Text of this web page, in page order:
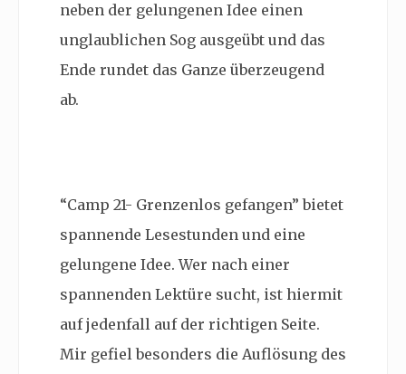
neben der gelungenen Idee einen
unglaublichen Sog ausgeübt und das
Ende rundet das Ganze überzeugend
ab.
“Camp 21- Grenzenlos gefangen” bietet
spannende Lesestunden und eine
gelungene Idee. Wer nach einer
spannenden Lektüre sucht, ist hiermit
auf jedenfall auf der richtigen Seite.
Mir gefiel besonders die Auflösung des